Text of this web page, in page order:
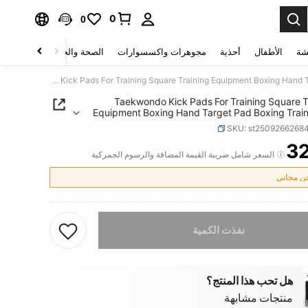
0
0
الأطفال أحذية مجوهرات واكسسوارات الصحة والجمال
Taekwondo Kick Pads For Training Square Training Equipment Boxing Hand Target Pad Boxing Training For Men Women Gym
Taekwondo Kick Pads For Training Square
Equipment Boxing Hand Target Pad Boxing
Men
SKU:
PRICE AND
السعر شامل ضريبة القيمة المضافة والرسوم الجمركية
مجاني
نفذت الكمية
هل تحب هذا المنتج؟
منتجات مشابهة